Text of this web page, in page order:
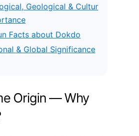
Geological & Cultur
Facts about Dokdo
& Global Significance
Origin — Why